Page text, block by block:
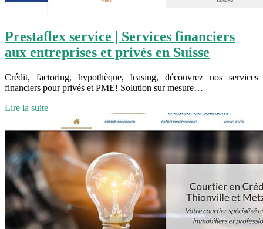
Prestaflex service | Services financiers
aux entreprises et privés en Suisse
Crédit, factoring, hypothèque, leasing, découvrez nos services
financiers pour privés et PME! Solution sur mesure…
Lire la suite